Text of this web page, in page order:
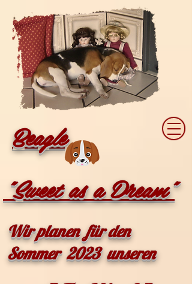
Beagle
"Sweet as a Dream"
Wir planen für den
Sommer 2023 unseren